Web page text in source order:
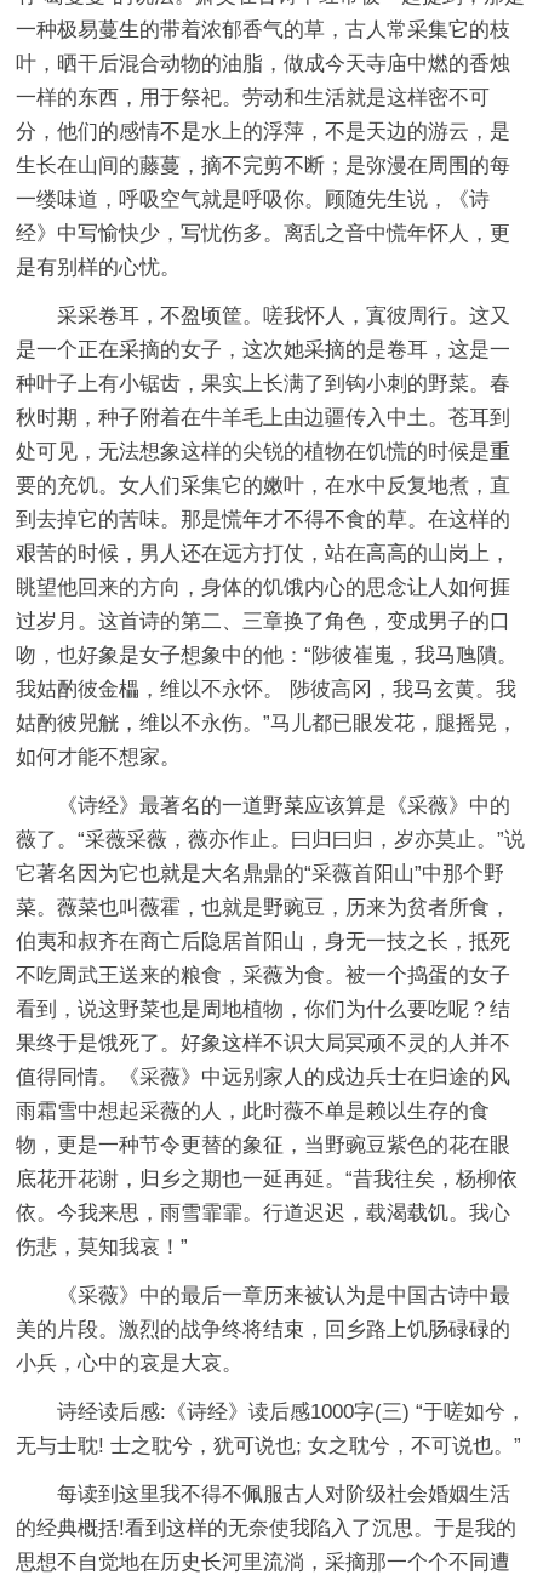
一种极易蔓生的带着浓郁香气的草，古人常采集它的枝
叶，晒干后混合动物的油脂，做成今天寺庙中燃的香烛
一样的东西，用于祭祀。劳动和生活就是这样密不可
分，他们的感情不是水上的浮萍，不是天边的游云，是
生长在山间的藤蔓，摘不完剪不断；是弥漫在周围的每
一缕味道，呼吸空气就是呼吸你。顾随先生说，《诗
经》中写愉快少，写忧伤多。离乱之音中慌年怀人，更
是有别样的心忧。
采采卷耳，不盈顷筐。嗟我怀人，寘彼周行。这又
是一个正在采摘的女子，这次她采摘的是卷耳，这是一
种叶子上有小锯齿，果实上长满了到钩小刺的野菜。春
秋时期，种子附着在牛羊毛上由边疆传入中土。苍耳到
处可见，无法想象这样的尖锐的植物在饥慌的时候是重
要的充饥。女人们采集它的嫩叶，在水中反复地煮，直
到去掉它的苦味。那是慌年才不得不食的草。在这样的
艰苦的时候，男人还在远方打仗，站在高高的山岗上，
眺望他回来的方向，身体的饥饿内心的思念让人如何捱
过岁月。这首诗的第二、三章换了角色，变成男子的口
吻，也好象是女子想象中的他：“陟彼崔嵬，我马虺隤。
我姑酌彼金櫑，维以不永怀。 陟彼高冈，我马玄黄。我
姑酌彼兕觥，维以不永伤。”马儿都已眼发花，腿摇晃，
如何才能不想家。
《诗经》最著名的一道野菜应该算是《采薇》中的
薇了。“采薇采薇，薇亦作止。曰归曰归，岁亦莫止。”说
它著名因为它也就是大名鼎鼎的“采薇首阳山”中那个野
菜。薇菜也叫薇霍，也就是野豌豆，历来为贫者所食，
伯夷和叔齐在商亡后隐居首阳山，身无一技之长，抵死
不吃周武王送来的粮食，采薇为食。被一个捣蛋的女子
看到，说这野菜也是周地植物，你们为什么要吃呢？结
果终于是饿死了。好象这样不识大局冥顽不灵的人并不
值得同情。《采薇》中远别家人的戍边兵士在归途的风
雨霜雪中想起采薇的人，此时薇不单是赖以生存的食
物，更是一种节令更替的象征，当野豌豆紫色的花在眼
底花开花谢，归乡之期也一延再延。“昔我往矣，杨柳依
依。今我来思，雨雪霏霏。行道迟迟，载渴载饥。我心
伤悲，莫知我哀！”
《采薇》中的最后一章历来被认为是中国古诗中最
美的片段。激烈的战争终将结束，回乡路上饥肠碌碌的
小兵，心中的哀是大哀。
诗经读后感:《诗经》读后感1000字(三) “于嗟如兮，
无与士耽! 士之耽兮，犹可说也; 女之耽兮，不可说也。”
每读到这里我不得不佩服古人对阶级社会婚姻生活
的经典概括!看到这样的无奈使我陷入了沉思。于是我的
思想不自觉地在历史长河里流淌，采摘那一个个不同遭